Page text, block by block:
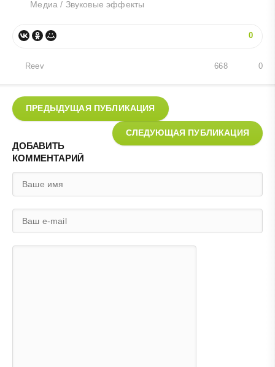
Медиа / Звуковые эффекты
0
Reev 0
668
ПРЕДЫДУЩАЯ ПУБЛИКАЦИЯ
СЛЕДУЮЩАЯ ПУБЛИКАЦИЯ
ДОБАВИТЬ
КОММЕНТАРИЙ